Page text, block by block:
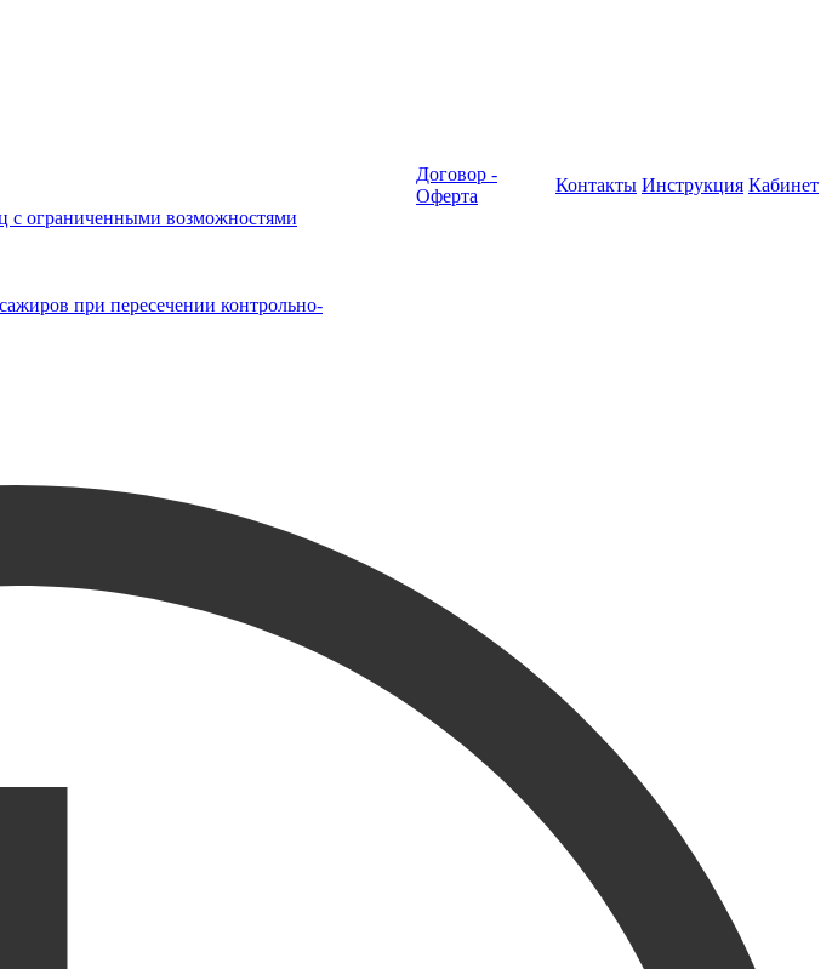
с ограниченными возможностями
при пересечении контрольно-
Договор -
Оферта
Контакты Инструкция Кабинет